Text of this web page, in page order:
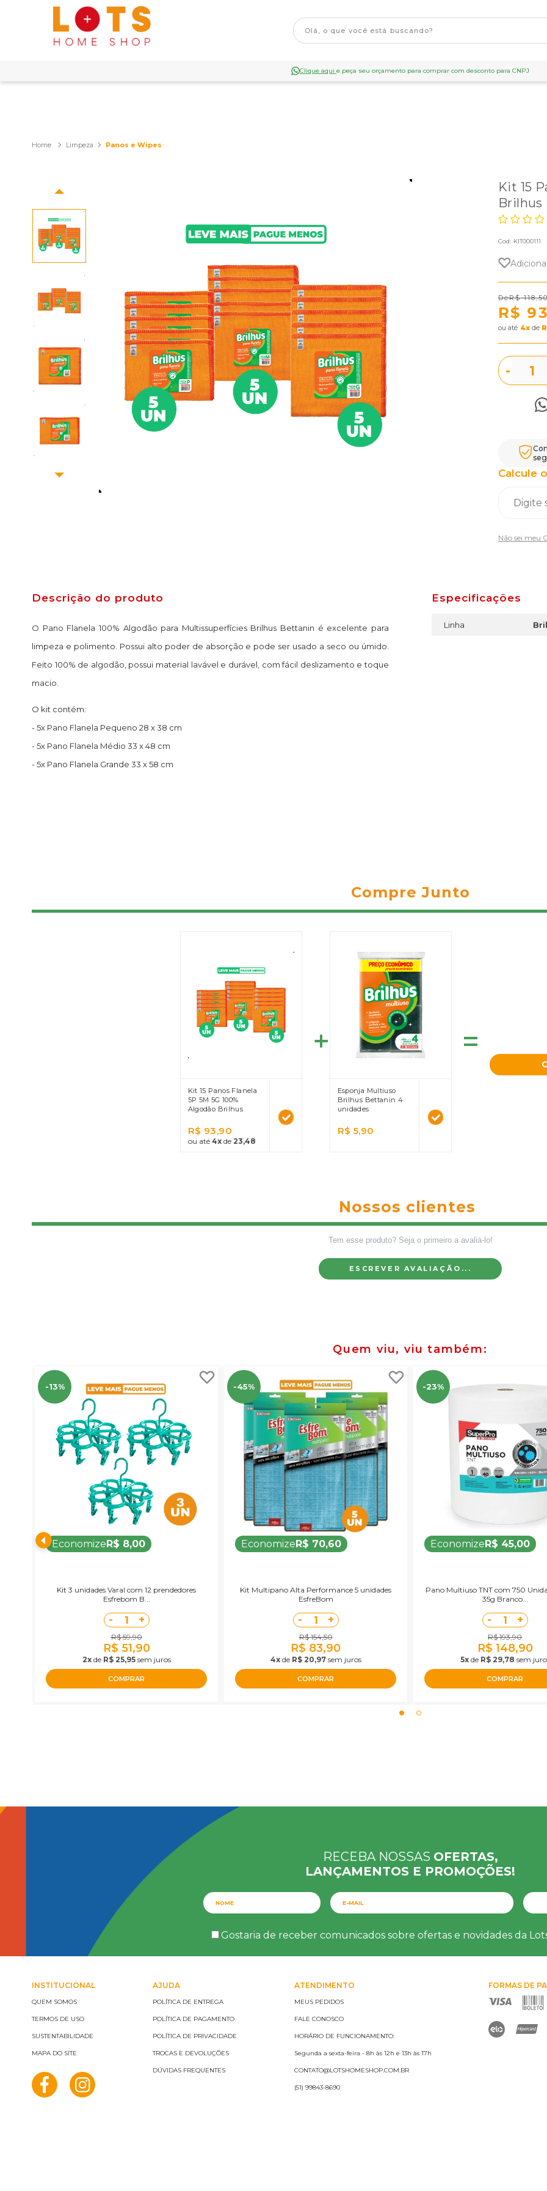
Clique aqui e peça seu orçamento para comprar com desconto para CNPJ
Limpeza Panos e Wipes
Kit 15
Brilhus
Cod: KIT000111
R$
R$
ou 4x de
-
Calcule
Não sei meu
Descrição do produto
O Pano Flanela 100% Algodão para Multissuperfícies Brilhus Bettanin é excelente para
limpeza e polimento. Possui alto poder de absorção e pode ser usado a seco ou úmido.
Feito 100% de algodão, possui material lavável e durável, com fácil deslizamento e toque
macio.
O kit contém:
- 5x Pano Flanela Pequeno 28 x 38 cm
- 5x Pano Flanela Médio 33 x 48 cm
- 5x Pano Flanela Grande 33 x 58 cm
Especificações
Linha
Compre Junto
Kit 15 Panos Flanela
5P 5M 5G 100%
Algodão Brilhus
R$ 93,90
ou até 4xde 23,48
Esponja Multiuso
Brilhus Bettanin 4
unidades
R$ 5,90
=
Nossos clientes
Tem esse produto? Seja o primeiro a avaliá-lo!
ESCREVER AVALIAÇÃO...
Quem viu, viu também
-13%
EconomizeR$ 8,00
Kit 3 unidades Varal com 12 prendedores
Esfrebom B...
- 1 +
R$ 59,90
R$ 51,90
2xde R$ 25,95sem juros
COMPRAR
-45%
EconomizeR$ 70,60
Kit Multipano Alta Performance 5 unidades
EsfreBom
- 1 +
R$ 154,50
R$ 83,90
4xde R$ 20,97sem juros
COMPRAR
-23%
EconomizeR$ 45,00
Pano Multiuso TNT com 750
35g Branco...
- 1 +
R$ 193,90
R$ 148,90
5xde R$ 29,78 sem
COMPRAR
RECEBA NOSSAS OFERTAS,
LANÇAMENTOS E PROMOÇÕES!
Gostaria de receber comunicados sobre ofertas e novidades da
INSTITUCIONAL
QUEM SOMOS
TERMOS DE USO
SUSTENTABILIDADE
MAPA DO SITE
AJUDA
POLÍTICA DE ENTREGA
POLÍTICA DE PAGAMENTO
POLÍTICA DE PRIVACIDADE
TROCAS E DEVOLUÇÕES
DÚVIDAS FREQUENTES
ATENDIMENTO
MEUS PEDIDOS
FALE CONOSCO
HORÁRIO DE FUNCIONAMENTO:
Segunda a sexta-feira - 8h às 12h e 13h às 17h
CONTATO@LOTSHOMESHOP.COM.BR
(51) 99843-8690
FORMAS DE